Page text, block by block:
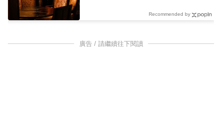
Recommended by
廣告 / 請繼續往下閱讀